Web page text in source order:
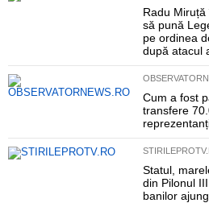
Radu
să pună
pe ordinea
după atacul
Cum a fost
transfere
Statul,
din Pilonul
banilor